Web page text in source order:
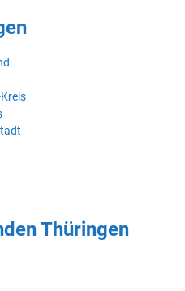
Thüringen